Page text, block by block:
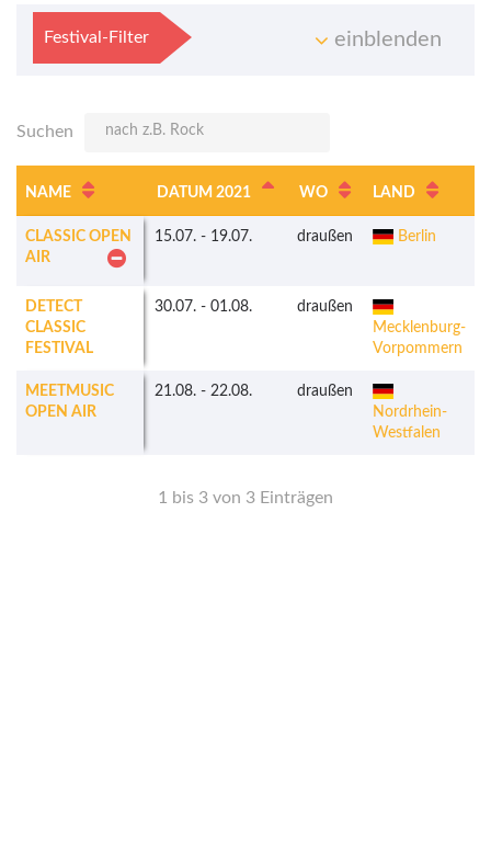
Festival-Filter einblenden
Suchen
NAME DATUM 2021 WO LAND
CLASSIC OPEN
AIR
15.07. - 19.07. draußen Berlin
DETECT
CLASSIC
FESTIVAL
30.07. - 01.08.
draußen
Mecklenburg-
Vorpommern
MEETMUSIC
OPEN AIR
21.08. - 22.08.
draußen
Nordrhein-
Westfalen
1 bis 3 von 3 Einträgen